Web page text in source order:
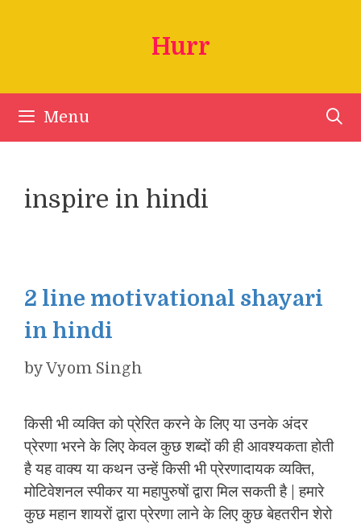
Hurr
Menu
inspire in hindi
2 line motivational shayari
in hindi
byVyom Singh
किसी भी व्यक्ति को प्रेरित करने के लिए या उनके अंदर
प्रेरणा भरने के लिए केवल कुछ शब्दों की ही आवश्यकता होती
है यह वाक्य या कथन उन्हें किसी भी प्रेरणादायक व्यक्ति,
मोटिवेशनल स्पीकर या महापुरुषों द्वारा मिल सकती है | हमारे
कुछ महान शायरों द्वारा प्रेरणा लाने के लिए कुछ बेहतरीन शेरो